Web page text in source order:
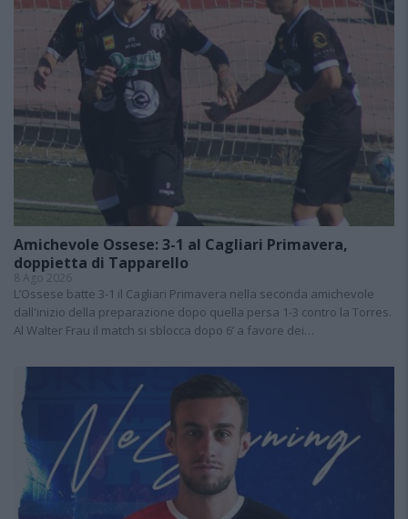
Amichevole Ossese: 3-1 al Cagliari Primavera,
doppietta di Tapparello
8 Ago 2026
L’Ossese batte 3-1 il Cagliari Primavera nella seconda amichevole
dall'inizio della preparazione dopo quella persa 1-3 contro la Torres.
Al Walter Frau il match si sblocca dopo 6’ a favore dei…